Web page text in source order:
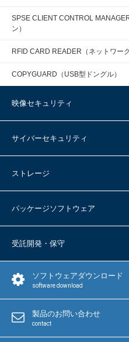
SPSE CLIENT CONTROL
ン）
RFID CARD READER（ネットワー
COPYGUARD（USB型ドングル）
映像セキュリティ
サイバーセキュリティ
ストレージ
パッケージソフトウェア
受託開発・保守
ソフトウェアダウンロード
software download
製品のお問い合わせ
contact